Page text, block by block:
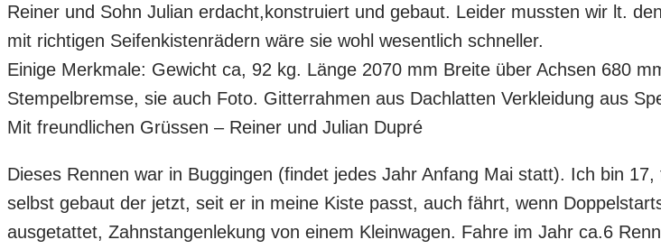
Reiner und Sohn Julian erdacht,konstruiert und gebaut. Leider mussten wir lt.
mit richtigen Seifenkistenrädern wäre sie wohl wesentlich schneller.
Einige Merkmale: Gewicht ca, 92 kg. Länge 2070 mm Breite über Achsen 680
Stempelbremse, sie auch Foto. Gitterrahmen aus Dachlatten Verkleidung aus
Mit freundlichen Grüssen – Reiner und Julian Dupré
Dieses Rennen war in Buggingen (findet jedes Jahr Anfang Mai statt). Ich bin
selbst gebaut der jetzt, seit er in meine Kiste passt, auch fährt, wenn
ausgetattet, Zahnstangenlekung von einem Kleinwagen. Fahre im Jahr ca.6